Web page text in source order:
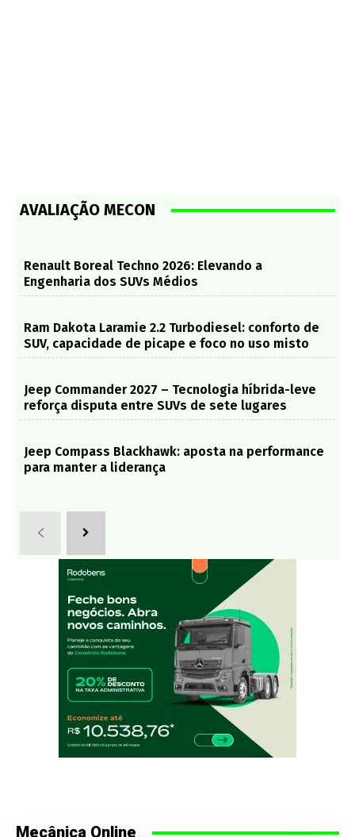
AVALIAÇÃO MECON
Renault Boreal Techno 2026: Elevando a
Engenharia dos SUVs Médios
Ram Dakota Laramie 2.2 Turbodiesel: conforto de
SUV, capacidade de picape e foco no uso misto
Jeep Commander 2027 – Tecnologia híbrida-leve
reforça disputa entre SUVs de sete lugares
Jeep Compass Blackhawk: aposta na performance
para manter a liderança
Mecânica Online